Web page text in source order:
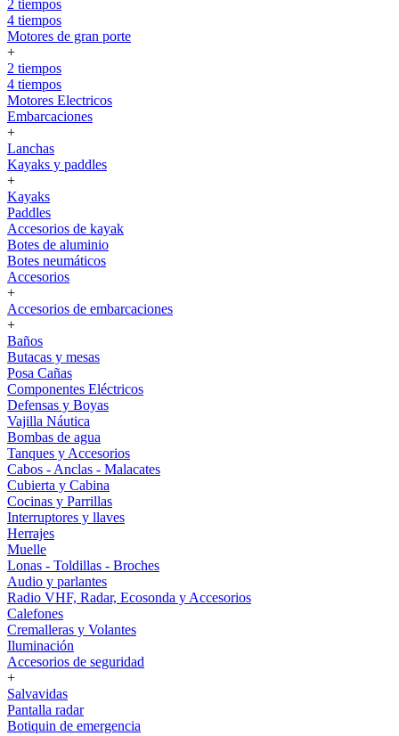
2 tiempos
4 tiempos
Motores de gran porte
+
2 tiempos
4 tiempos
Motores Electricos
Embarcaciones
+
Lanchas
Kayaks y paddles
+
Kayaks
Paddles
Accesorios de kayak
Botes de aluminio
Botes neumáticos
Accesorios
+
Accesorios de embarcaciones
+
Baños
Butacas y mesas
Posa Cañas
Componentes Eléctricos
Defensas y Boyas
Vajilla Náutica
Bombas de agua
Tanques y Accesorios
Cabos - Anclas - Malacates
Cubierta y Cabina
Cocinas y Parrillas
Interruptores y llaves
Herrajes
Muelle
Lonas - Toldillas - Broches
Audio y parlantes
Radio VHF, Radar, Ecosonda y Accesorios
Calefones
Cremalleras y Volantes
Iluminación
Accesorios de seguridad
+
Salvavidas
Pantalla radar
Botiquin de emergencia